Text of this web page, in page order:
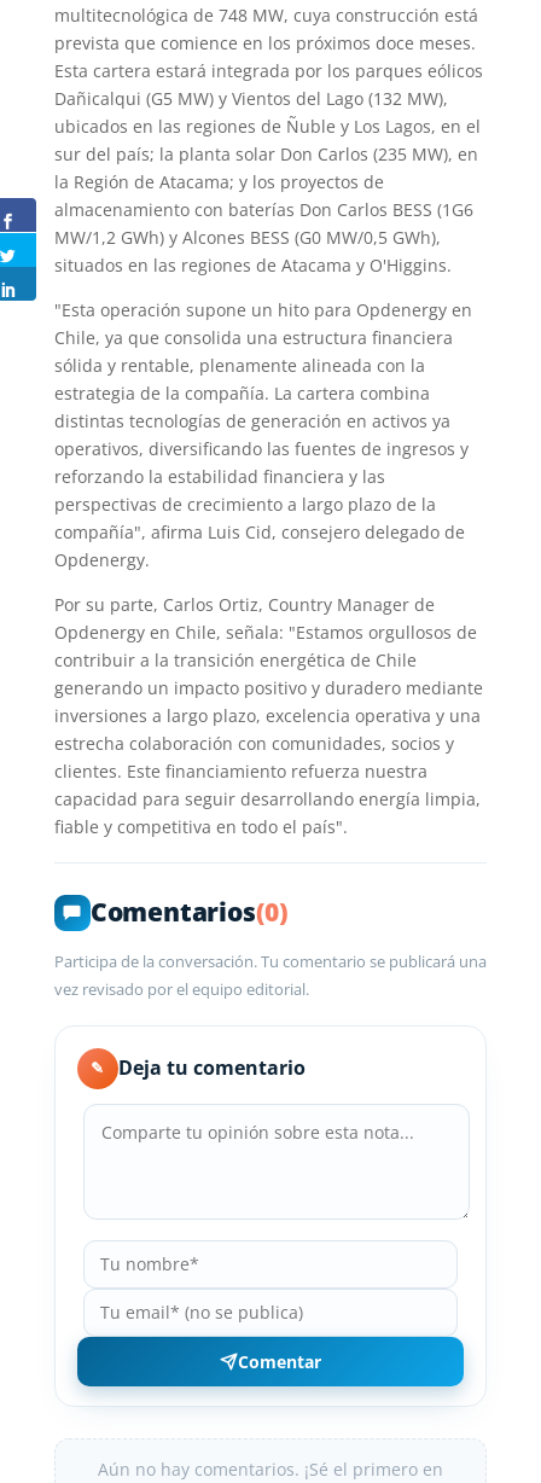
multitecnológica de 748 MW, cuya construcción está
prevista que comience en los próximos doce meses.
Esta cartera estará integrada por los parques eólicos
Dañicalqui (G5 MW) y Vientos del Lago (132 MW),
ubicados en las regiones de Ñuble y Los Lagos, en el
sur del país; la planta solar Don Carlos (235 MW), en
la Región de Atacama; y los proyectos de
almacenamiento con baterías Don Carlos BESS (1G6
MW/1,2 GWh) y Alcones BESS (G0 MW/0,5 GWh),
situados en las regiones de Atacama y O'Higgins.
"Esta operación supone un hito para Opdenergy en
Chile, ya que consolida una estructura financiera
sólida y rentable, plenamente alineada con la
estrategia de la compañía. La cartera combina
distintas tecnologías de generación en activos ya
operativos, diversificando las fuentes de ingresos y
reforzando la estabilidad financiera y las
perspectivas de crecimiento a largo plazo de la
compañía", afirma Luis Cid, consejero delegado de
Opdenergy.
Por su parte, Carlos Ortiz, Country Manager de
Opdenergy en Chile, señala: "Estamos orgullosos de
contribuir a la transición energética de Chile
generando un impacto positivo y duradero mediante
inversiones a largo plazo, excelencia operativa y una
estrecha colaboración con comunidades, socios y
clientes. Este financiamiento refuerza nuestra
capacidad para seguir desarrollando energía limpia,
fiable y competitiva en todo el país".
Comentarios(0)
Participa de la conversación. Tu comentario se publicará una
vez revisado por el equipo editorial.
✎ Deja tu comentario
Comentar
Aún no hay comentarios. ¡Sé el primero en